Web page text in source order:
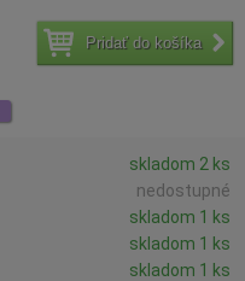
Pridať do košíka
skladom 2 ks
nedostupné
skladom 1 ks
skladom 1 ks
skladom 1 ks